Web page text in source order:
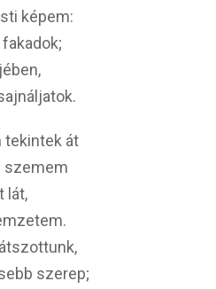
képem:
tekintek át
szemem
lát,
szerep;